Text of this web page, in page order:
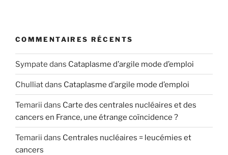
COMMENTAIRES RÉCENTS
Sympate dans Cataplasme d’argile mode d’emploi
Chulliatdans Cataplasme d’argile mode d’emploi
Temarii dans Carte des centrales nucléaires et des
cancers en France, une étrange coïncidence ?
Temarii dans Centrales nucléaires = leucémies et
cancers